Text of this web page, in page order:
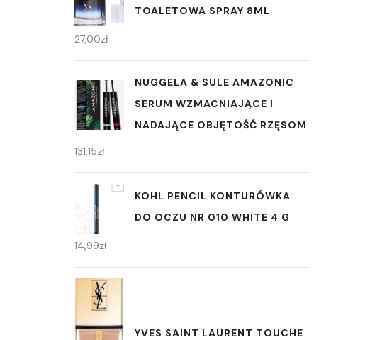
TOALETOWA SPRAY 8ML
27,00zł
NUGGELA & SULE AMAZONIC
SERUM WZMACNIAJĄCE I
NADAJĄCE OBJĘTOŚĆ RZĘSOM
131,15zł
KOHL PENCIL KONTURÓWKA
DO OCZU NR 010 WHITE 4 G
14,99zł
YVES SAINT LAURENT TOUCHE